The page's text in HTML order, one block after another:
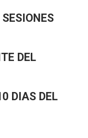
DEL
DIAS DEL